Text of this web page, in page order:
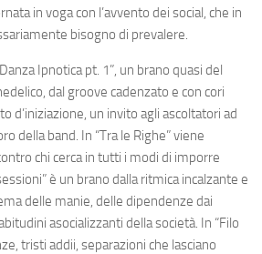
in voga con l’avvento dei social, che in
bisogno di prevalere.
Danza Ipnotica pt. 1”, un brano quasi del
dal groove cadenzato e con cori
d’iniziazione, un invito agli ascoltatori ad
della band. In “Tra le Righe” viene
chi cerca in tutti i modi di imporre
” è un brano dalla ritmica incalzante e
delle manie, delle dipendenze dai
asocializzanti della società. In “Filo
tristi addii, separazioni che lasciano